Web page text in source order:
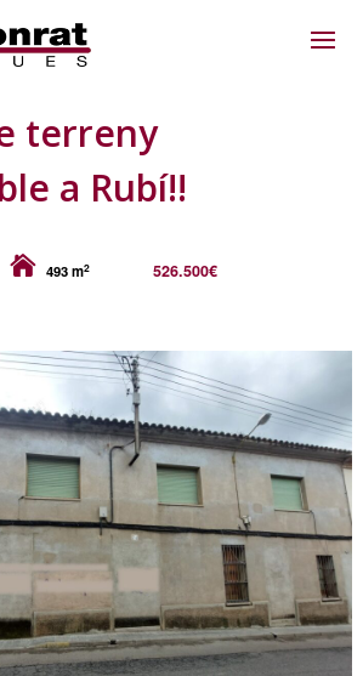
terreny
a Rubí!!
493 m2
526.500€